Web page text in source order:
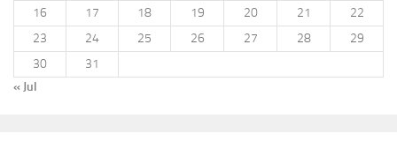
16
17 18 19 20 21
22
23
24 25 26 27 28
29
30
31
« Jul